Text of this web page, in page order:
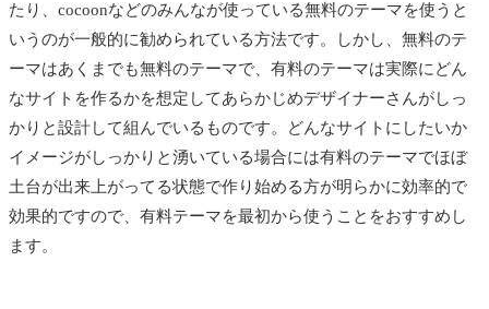
たり、cocoonなどのみんなが使っている無料のテーマを使うと
いうのが一般的に勧められている方法です。しかし、無料のテ
ーマはあくまでも無料のテーマで、有料のテーマは実際にどん
なサイトを作るかを想定してあらかじめデザイナーさんがしっ
かりと設計して組んでいるものです。どんなサイトにしたいか
イメージがしっかりと湧いている場合には有料のテーマでほぼ
土台が出来上がってる状態で作り始める方が明らかに効率的で
効果的ですので、有料テーマを最初から使うことをおすすめし
ます。